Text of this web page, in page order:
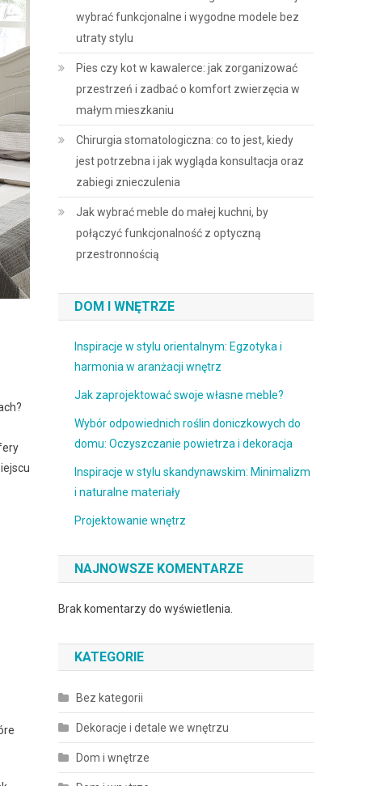
wybrać funkcjonalne i wygodne modele bez
utraty stylu
Pies czy kot w kawalerce: jak zorganizować
przestrzeń i zadbać o komfort zwierzęcia w
małym mieszkaniu
Chirurgia stomatologiczna: co to jest, kiedy
jest potrzebna i jak wygląda konsultacja oraz
zabiegi znieczulenia
Jak wybrać meble do małej kuchni, by
połączyć funkcjonalność z optyczną
przestronnością
DOM I WNĘTRZE
Inspiracje w stylu orientalnym: Egzotyka i
harmonia w aranżacji wnętrz
Jak zaprojektować swoje własne meble?
Wybór odpowiednich roślin doniczkowych do
domu: Oczyszczanie powietrza i dekoracja
Inspiracje w stylu skandynawskim: Minimalizm
i naturalne materiały
Projektowanie wnętrz
NAJNOWSZE KOMENTARZE
Brak komentarzy do wyświetlenia.
KATEGORIE
Bez kategorii
Dekoracje i detale we wnętrzu
Dom i wnętrze